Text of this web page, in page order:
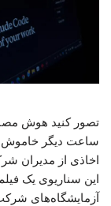
تصور کنید هوش
ساعت دیگر خاموش
اخاذی از مدیران
این سناریوی یک
آزمایشگاه‌های